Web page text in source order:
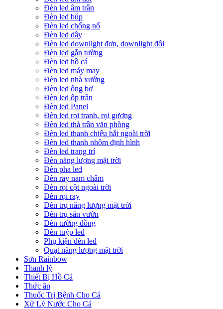
Đèn led âm trần
Đèn led búp
Đèn led chống nổ
Đèn led dây
Đèn led downlight đơn, downlight đôi
Đèn led gắn tường
Đèn led hồ cá
Đèn led máy may
Đèn led nhà xưởng
Đèn led ống bơ
Đèn led ốp trần
Đèn led Panel
Đèn led rọi tranh, rọi gương
Đèn led thả trần văn phòng
Đèn led thanh chiếu hắt ngoài trời
Đèn led thanh nhôm định hình
Đèn led trang trí
Đèn năng lượng mặt trời
Đèn pha led
Đèn ray nam châm
Đèn rọi cột ngoài trời
Đèn rọi ray
Đèn trụ năng lượng mặt trời
Đèn trụ sân vườn
Đèn tường đồng
Đèn tuýp led
Phụ kiện đèn led
Quạt năng lượng mặt trời
Sơn Rainbow
Thanh lý
Thiết Bị Hồ Cá
Thức ăn
Thuốc Trị Bệnh Cho Cá
Xử Lý Nước Cho Cá